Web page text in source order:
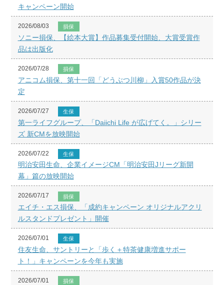
キャンペーン開始
2026/08/03 損保
ソニー損保、【絵本大賞】作品募集受付開始、大賞受賞作
品は出版化
2026/07/28 損保
アニコム損保、第十一回「どうぶつ川柳」入賞50作品が決
定
2026/07/27 生保
第一ライフグループ、「Daiichi Life が広げてく。」シリー
ズ 新CMを放映開始
2026/07/22 生保
明治安田生命、企業イメージCM「明治安田Jリーグ新開
幕」篇の放映開始
2026/07/17 損保
エイチ・エス損保、「成約キャンペーン オリジナルアクリ
ルスタンドプレゼント」開催
2026/07/01 生保
住友生命、サントリーと「歩く＋特茶健康増進サポー
ト！」キャンペーンを今年も実施
2026/07/01 損保